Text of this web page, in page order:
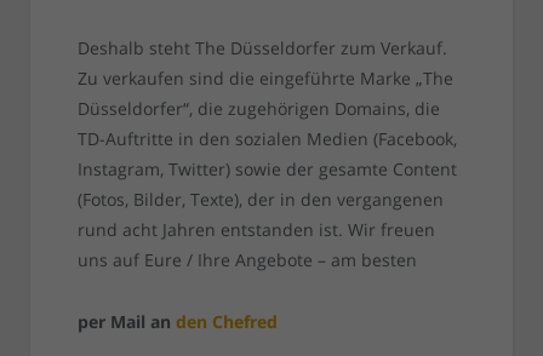
Deshalb steht The Düsseldorfer zum Verkauf.
Zu verkaufen sind die eingeführte Marke „The
Düsseldorfer“, die zugehörigen Domains, die
TD-Auftritte in den sozialen Medien (Facebook,
Instagram, Twitter) sowie der gesamte Content
(Fotos, Bilder, Texte), der in den vergangenen
rund acht Jahren entstanden ist. Wir freuen
uns auf Eure / Ihre Angebote – am besten
per Mail an den Chefred